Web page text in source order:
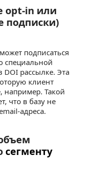
in или
opt-in или
подписки)
подписаться
специальной
рассылке. Эта
клиент
например. Такой
что в базу не
адреса.
регулярных
сегменту